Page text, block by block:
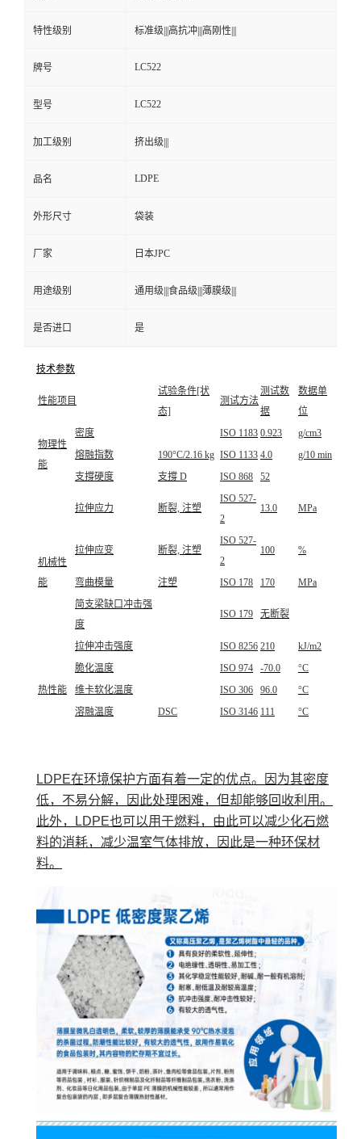
特性级别 标准级|||高抗冲|||高刚性|||
牌号 LC522
型号 LC522
加工级别 挤出级|||
品名 LDPE
外形尺寸 袋装
厂家 日本JPC
用途级别 通用级|||食品级|||薄膜级|||
是否进口 是
技术参数
性能项目
试验条件[状
态]
测试方法
测试数
据
数据单
位
物理性
能
密度 ISO 1183 0.923
g/cm3
熔融指数
190°C/2.16 kg ISO 1133 4.0
g/10 min
支撐硬度
支撐 D ISO 868 52
机械性
能
拉伸应力 断裂, 注塑
ISO 527-
2
13.0 MPa
拉伸应变 断裂, 注塑
ISO 527-
2
100 %
弯曲模量 注塑 ISO 178 170
MPa
简支梁缺口冲击强
度
ISO 179 无断裂
拉伸冲击强度 ISO 8256 210 kJ/m2
热性能
脆化温度 ISO 974 -70.0
°C
维卡软化温度
ISO 306 96.0
°C
溶融温度
DSC ISO 3146 111 °C
LDPE在环境保护方面有着一定的优点。因为其密度
低，不易分解，因此处理困难，但却能够回收利用。
此外，LDPE也可以用于燃料，由此可以减少化石燃
料的消耗，减少温室气体排放，因此是一种环保材
料。